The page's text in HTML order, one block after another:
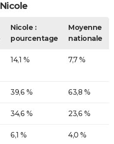
Nicole :
pourcentage
Moyenne
nationale
14,1 % 7,7 %
39,6 % 63,8 %
34,6 % 23,6 %
6,1 % 4,0 %